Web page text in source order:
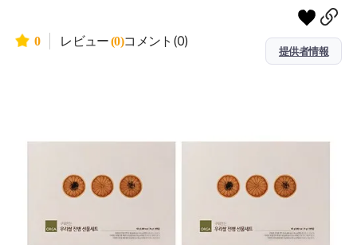
提供者情報
0 レビュー(0)コメント(0)